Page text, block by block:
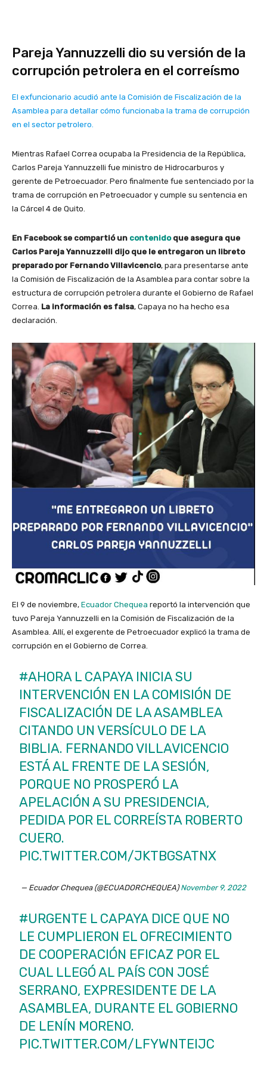
Pareja Yannuzzelli dio su versión de la
corrupción petrolera en el correísmo
El exfuncionario acudió ante la Comisión de Fiscalización de la
Asamblea para detallar cómo funcionaba la trama de corrupción
en el sector petrolero.
Mientras Rafael Correa ocupaba la Presidencia de la República,
Carlos Pareja Yannuzzelli fue ministro de Hidrocarburos y
gerente de Petroecuador. Pero finalmente fue sentenciado por la
trama de corrupción en Petroecuador y cumple su sentencia en
la Cárcel 4 de Quito.
En Facebook se compartió un contenido que asegura que
Carlos Pareja Yannuzzelli dijo que le entregaron un libreto
preparado por Fernando Villavicencio, para presentarse ante
la Comisión de Fiscalización de la Asamblea para contar sobre la
estructura de corrupción petrolera durante el Gobierno de Rafael
Correa. La información es falsa, Capaya no ha hecho esa
declaración.
El 9 de noviembre, Ecuador Chequea reportó la intervención que
tuvo Pareja Yannuzzelli en la Comisión de Fiscalización de la
Asamblea. Allí, el exgerente de Petroecuador explicó la trama de
corrupción en el Gobierno de Correa.
#AHORAL CAPAYA INICIA SU
INTERVENCIÓN EN LA COMISIÓN DE
FISCALIZACIÓN DE LA ASAMBLEA
CITANDO UN VERSÍCULO DE LA
BIBLIA. FERNANDO VILLAVICENCIO
ESTÁ AL FRENTE DE LA SESIÓN,
PORQUE NO PROSPERÓ LA
APELACIÓN A SU PRESIDENCIA,
PEDIDA POR EL CORREÍSTA ROBERTO
CUERO.
PIC.TWITTER.COM/JKTBGSATNX
— Ecuador Chequea (@ECUADORCHEQUEA)November 9, 2022
#URGENTE L CAPAYA DICE QUE NO
LE CUMPLIERON EL OFRECIMIENTO
DE COOPERACIÓN EFICAZ POR EL
CUAL LLEGÓ AL PAÍS CON JOSÉ
SERRANO, EXPRESIDENTE DE LA
ASAMBLEA, DURANTE EL GOBIERNO
DE LENÍN MORENO.
PIC.TWITTER.COM/LFYWNTEIJC